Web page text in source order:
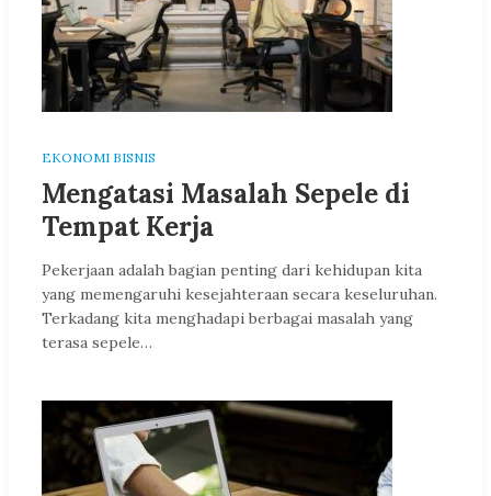
EKONOMI BISNIS
Mengatasi Masalah Sepele di
Tempat Kerja
Pekerjaan adalah bagian penting dari kehidupan kita
yang memengaruhi kesejahteraan secara keseluruhan.
Terkadang kita menghadapi berbagai masalah yang
terasa sepele…